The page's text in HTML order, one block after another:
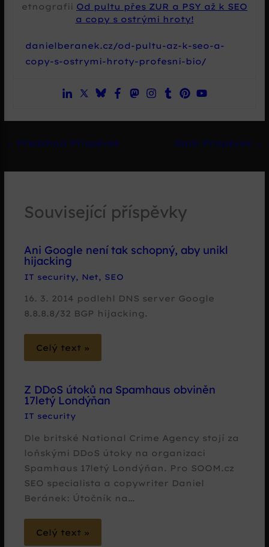
etnografii Od pultu přes ZUR a PSY až k SEO
a copy s ostrými hroty!
danielberanek.cz/od-pultu-az-k-seo-a-
copy-s-ostrymi-hroty-profesni-bio/
← Předchozí Příspěvek Další Příspěvek →
Související příspěvky
Ani Google není tak schopný, aby unikl
hijacking
IT security, Net, SEO
16. 3. 2014 podlehl DNS server Google
8.8.8.8/32 BGP hijacking.
Celý text »
Z DDoS útoků na Spamhaus obviněn
17letý Londýňan
IT security
Dle britské National Crime Agency stojí za
loňskými DDoS útoky na organizaci
Spamhaus 17letý Londýňan. Pro SOOM.cz
SEO specialista a copywriter Daniel
Beránek: Útočník na…
Celý text »